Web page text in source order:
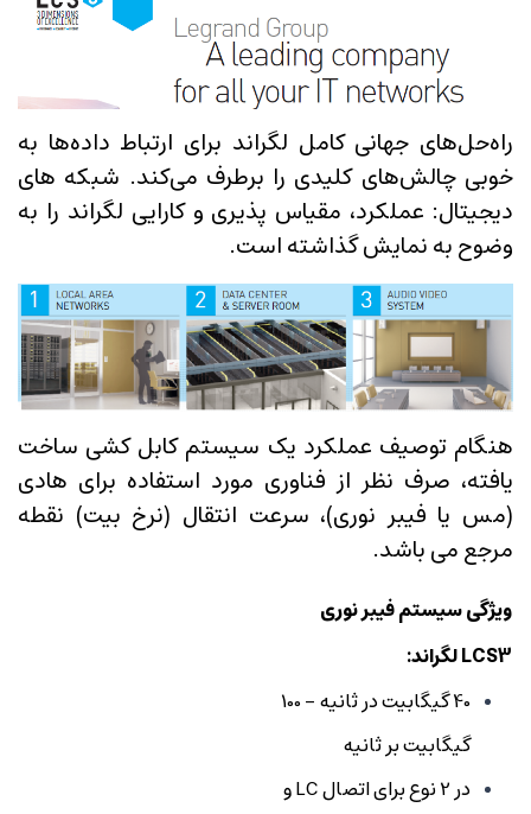
راه‌حل‌های جهانی کامل لگراند برای ارتباط داده‌ها به
خوبی چالش‌های کلیدی را برطرف می‌کند. شبکه های
دیجیتال: عملکرد، مقیاس پذیری و کارایی لگراند را به
وضوح به نمایش گذاشته است.
هنگام توصیف عملکرد یک سیستم کابل کشی ساخت
یافته، صرف نظر از فناوری مورد استفاده برای هادی
(مس یا فیبر نوری)، سرعت انتقال (نرخ بیت) نقطه
مرجع می باشد.
ویژگی سیستم فیبر نوری
LCS3 لگراند:
40 گیگابیت در ثانیه - 100
گیگابیت بر ثانیه
در 2 نوع برای اتصال LC و